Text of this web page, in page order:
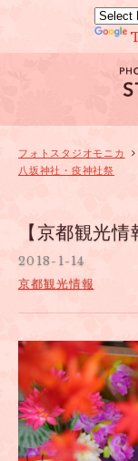
グ：
【京
フォトスタジオモニカ
八坂神社・疫神社祭
【京都観光
2018-1-14
京都観光情報